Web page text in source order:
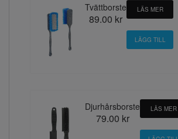
Tvättborste
89.00 kr
LÄS MER
Djurhårsborste
79.00 kr
LÄS MER